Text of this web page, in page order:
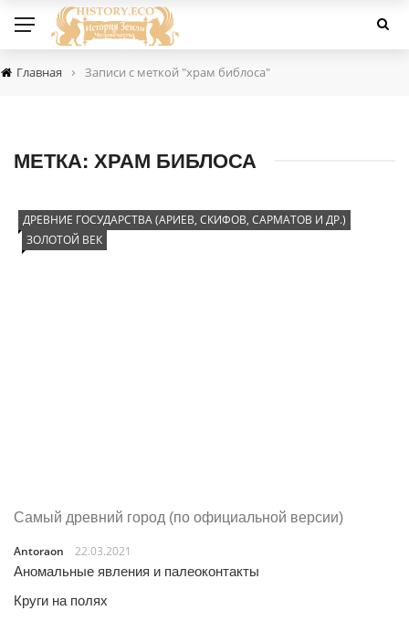
Главная › Записи с меткой "храм библоса"
МЕТКА: ХРАМ БИБЛОСА
ДРЕВНИЕ ГОСУДАРСТВА (АРИЕВ, СКИФОВ, САРМАТОВ И ДР.)
ЗОЛОТОЙ ВЕК
Самый древний город (по официальной версии)
Antoraon
22.03.2021
Аномальные явления и палеоконтакты
Круги на полях